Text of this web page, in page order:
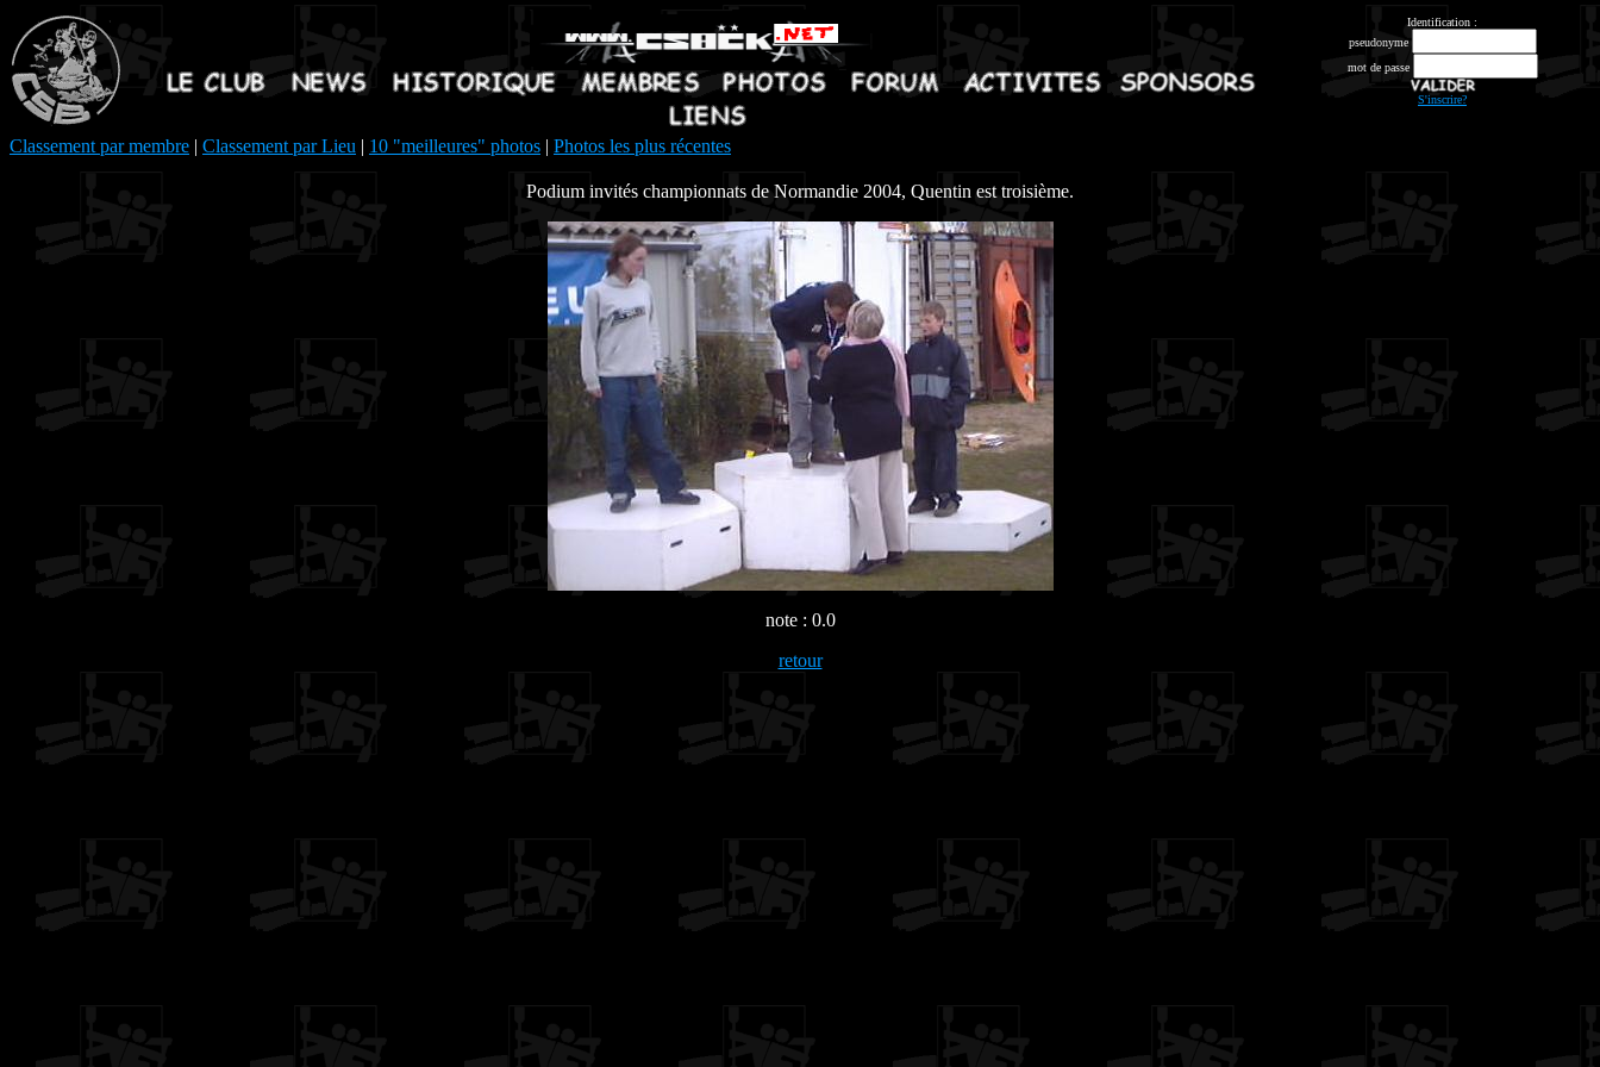
Identification :
pseudonyme
mot de passe
S'inscrire?
Classement par membre | Classement par Lieu | 10 "meilleures" photos | Photos les plus récentes
Podium invités championnats de Normandie 2004, Quentin est troisième.
note : 0.0
retour